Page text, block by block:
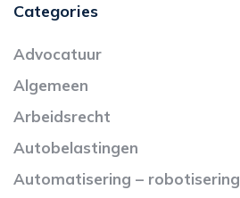
Categories
Advocatuur
Algemeen
Arbeidsrecht
Autobelastingen
Automatisering – robotisering